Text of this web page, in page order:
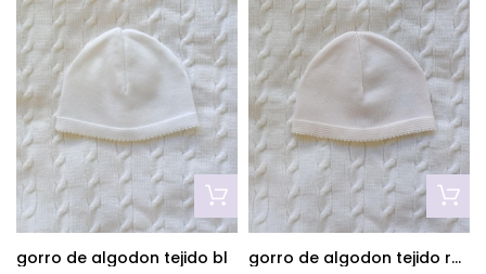
gorro de algodon tejido bl gorro de algodon tejido rosa